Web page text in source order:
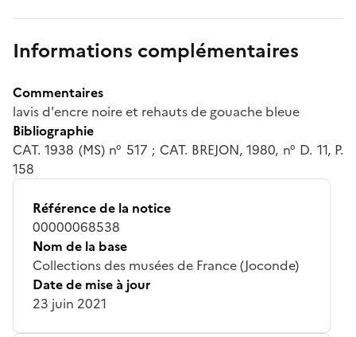
Informations complémentaires
Commentaires
lavis d'encre noire et rehauts de gouache bleue
Bibliographie
CAT. 1938 (MS) n° 517 ; CAT. BREJON, 1980, n° D. 11, P.
158
Référence de la notice
00000068538
Nom de la base
Collections des musées de France (Joconde)
Date de mise à jour
23 juin 2021